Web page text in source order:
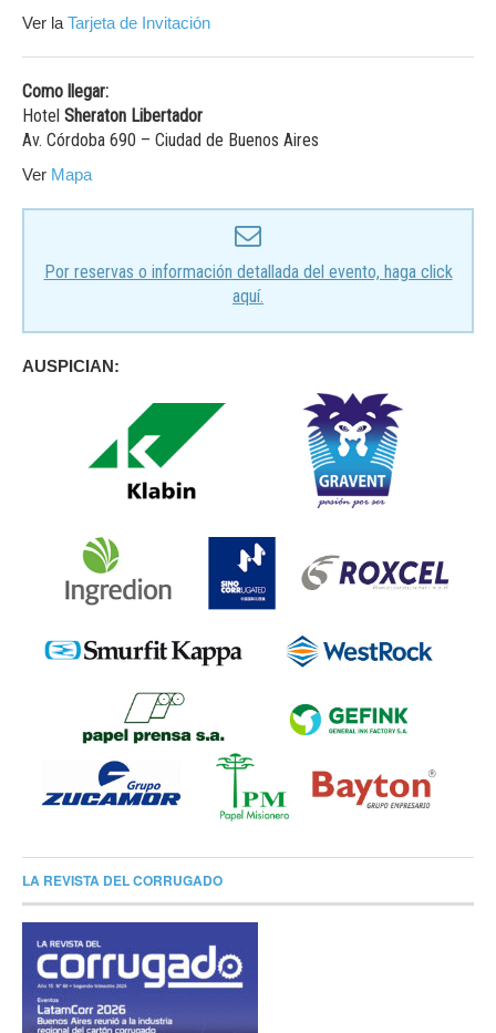
Ver la Tarjeta de Invitación
Como llegar:
Hotel Sheraton Libertador
Av. Córdoba 690 – Ciudad de Buenos Aires
Ver Mapa
Por reservas o información detallada del evento, haga click
aquí.
AUSPICIAN:
LA REVISTA DEL CORRUGADO